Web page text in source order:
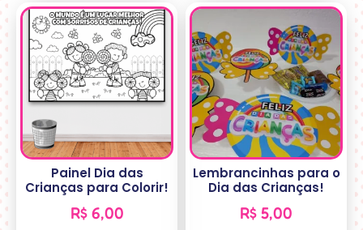
Painel Dia das
Crianças para Colorir!
R$6,00
Lembrancinhas para o
Dia das Crianças!
R$ 5,00